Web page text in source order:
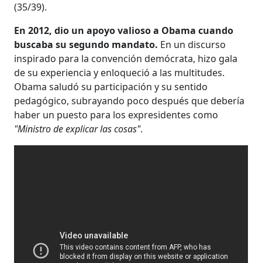
(35/39).
En 2012, dio un apoyo valioso a Obama cuando
buscaba su segundo mandato. En un discurso
inspirado para la convención demócrata, hizo gala
de su experiencia y enloqueció a las multitudes.
Obama saludó su participación y su sentido
pedagógico, subrayando poco después que debería
haber un puesto para los expresidentes como
"Ministro de explicar las cosas".